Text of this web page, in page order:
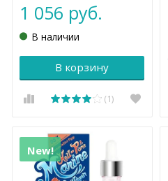
1 056 руб.
В наличии
В корзину
(1)
New!